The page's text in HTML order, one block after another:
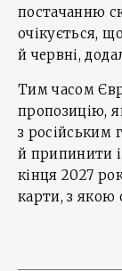
постачанню
очікується,
й червні,
Тим часом
пропозицію,
з російським
й припинити
кінця 2027
карти, з якою